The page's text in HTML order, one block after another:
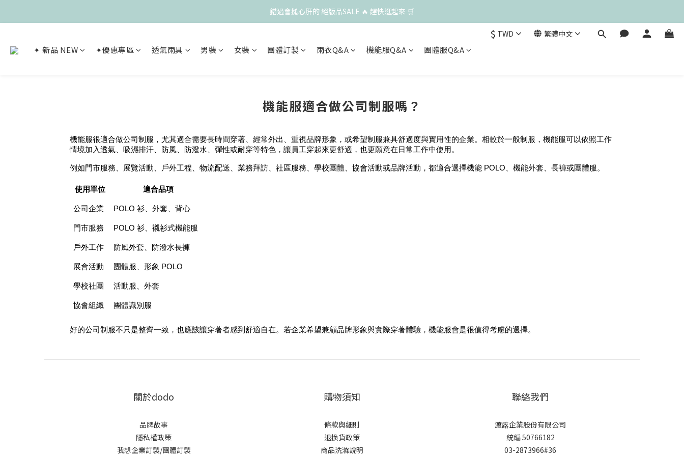
錯過會搥心肝的 絕版品SALE 🔥 趕快逛起來 🛒
$ TWD 繁體中文
✦ 新品 NEW ✦優惠專區 透氣雨具 男裝 女裝 團體訂製 雨衣Q&A 機能服Q&A 團體服Q&A
機能服適合做公司制服嗎？
機能服很適合做公司制服，尤其適合需要長時間穿著、經常外出、重視品牌形象，或希望制服兼具舒適度與實用性的企業。相較於一般制服，機能服可以依照工作
情境加入透氣、吸濕排汗、防風、防潑水、彈性或耐穿等特色，讓員工穿起來更舒適，也更願意在日常工作中使用。
例如門市服務、展覽活動、戶外工程、物流配送、業務拜訪、社區服務、學校團體、協會活動或品牌活動，都適合選擇機能 POLO、機能外套、長褲或團體服。
使用單位 適合品項
公司企業 POLO 衫、外套、背心
門市服務 POLO 衫、襯衫式機能服
戶外工作 防風外套、防潑水長褲
展會活動 團體服、形象 POLO
學校社團 活動服、外套
協會組織 團體識別服
好的公司制服不只是整齊一致，也應該讓穿著者感到舒適自在。若企業希望兼顧品牌形象與實際穿著體驗，機能服會是很值得考慮的選擇。
關於dodo
品牌故事
隱私權政策
我想企業訂製/團體訂製
購物須知
條款與細則
退換貨政策
商品洗滌說明
聯絡我們
渡簬企業股份有限公司
統編 50766182
03-2873966#36